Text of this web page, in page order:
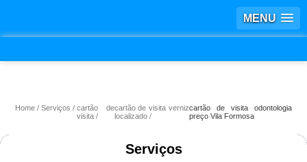
MENU
Home Serviços
cartão de
visita
cartão de visita verniz
localizado
cartão de visita odontologia
preço Vila Formosa
Serviços